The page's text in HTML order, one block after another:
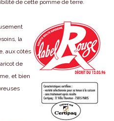
de cette pomme de terre.
la
aux côtés
de
et bien